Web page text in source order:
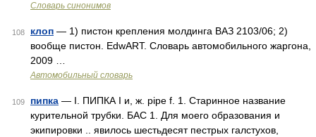
Словарь синонимов
108 клоп — 1) пистон крепления молдинга ВАЗ 2103/06; 2)
вообще пистон. EdwART. Словарь автомобильного жаргона,
2009 …
Автомобильный словарь
109 пипка — I. ПИПКА I и, ж. pipe f. 1. Старинное название
курительной трубки. БАС 1. Для моего образования и
экипировки .. явилось шестьдесят пестрых галстухов,